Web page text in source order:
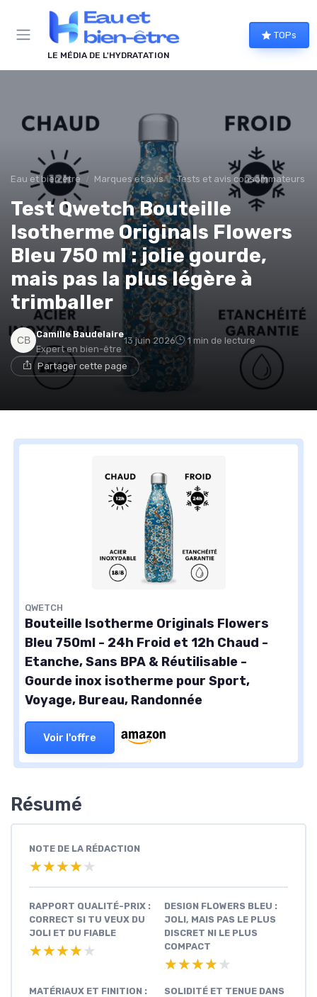
LE MÉDIA DE L'HYDRATATION
TOPs
Eau et bien être Marques et avis Tests et avis consommateurs
Test Qwetch Bouteille
Isotherme Originals Flowers
Bleu 750 ml : jolie gourde,
mais pas la plus légère à
trimballer
Camille Baudelaire
Expert en bien-être
13 juin 2026 1 min de lecture
Partager cette page
QWETCH
Bouteille Isotherme Originals Flowers
Bleu 750ml - 24h Froid et 12h Chaud -
Etanche, Sans BPA & Réutilisable -
Gourde inox isotherme pour Sport,
Voyage, Bureau, Randonnée
Voir l'offre
Résumé
NOTE DE LA RÉDACTION
★★★★★
★★★★★
RAPPORT QUALITÉ-PRIX :
CORRECT SI TU VEUX DU
JOLI ET DU FIABLE
★★★★★
★★★★★
DESIGN FLOWERS BLEU :
JOLI, MAIS PAS LE PLUS
DISCRET NI LE PLUS
COMPACT
★★★★★
★★★★★
MATÉRIAUX ET FINITION :
SOLIDITÉ ET TENUE DANS
Panneau de gestion des cookies